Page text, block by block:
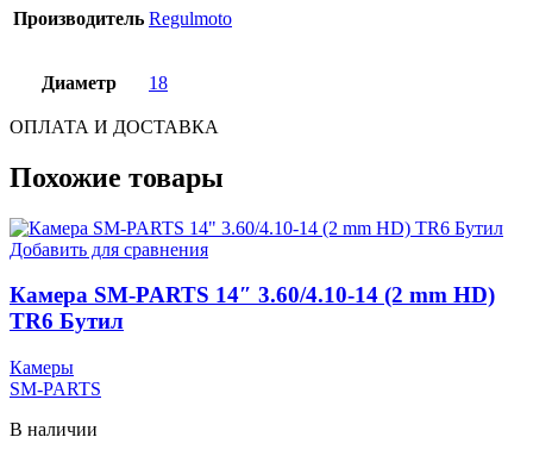
Производитель Regulmoto
Диаметр 18
ОПЛАТА И ДОСТАВКА
Похожие товары
Добавить для сравнения
Камера SM-PARTS 14″ 3.60/4.10-14 (2 mm HD)
TR6 Бутил
Камеры
SM-PARTS
В наличии